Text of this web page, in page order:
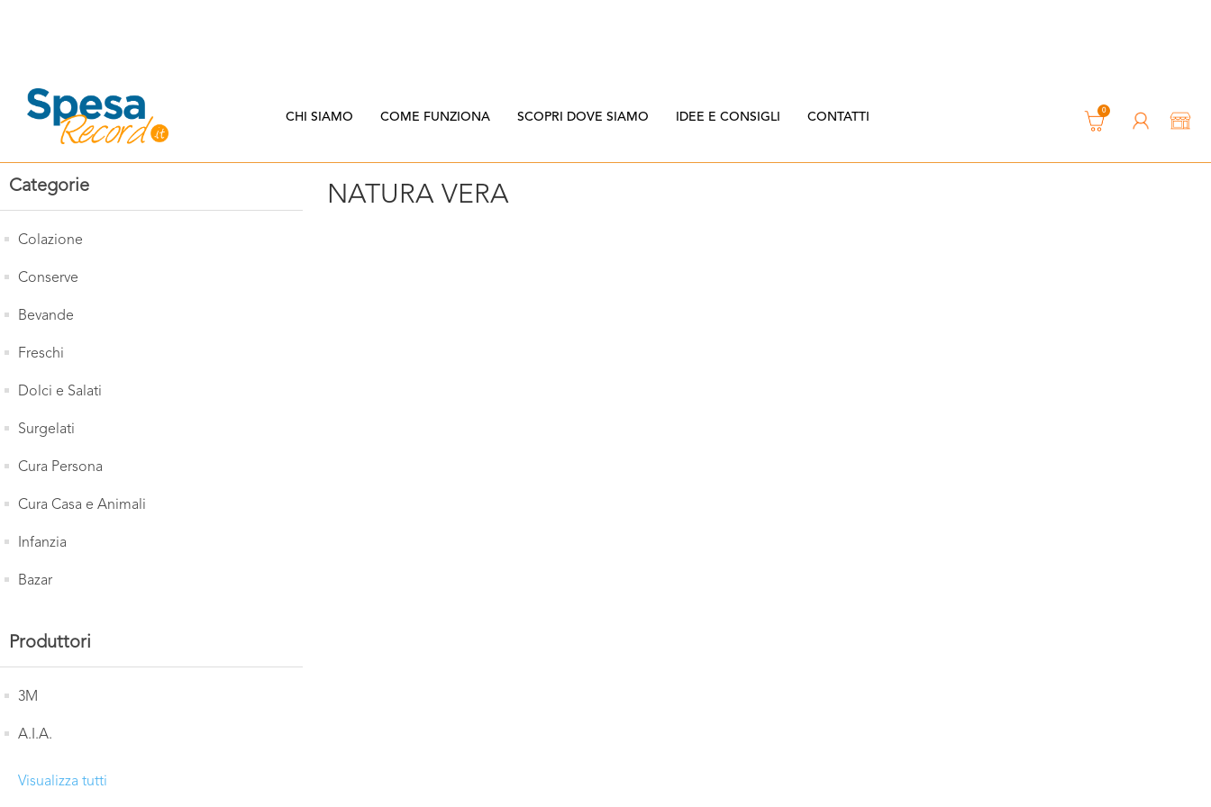
CHI SIAMO COME FUNZIONA SCOPRI DOVE SIAMO IDEE E CONSIGLI CONTATTI 0
Categorie
Colazione
Conserve
Bevande
Freschi
Dolci e Salati
Surgelati
Cura Persona
Cura Casa e Animali
Infanzia
Bazar
Produttori
3M
A.I.A.
Visualizza tutti
NATURA VERA